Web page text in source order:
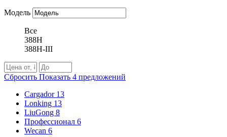
Модель
Все
388H
388H-III
Сбросить Показать 4 предложений
Cargador 13
Lonking 13
LiuGong 8
Профессионал 6
Wecan 6